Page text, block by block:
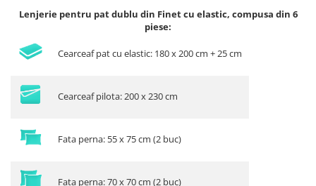
Lenjerie pentru pat dublu din Finet cu elastic, compusa din 6
piese:
Cearceaf pat cu elastic: 180 x 200 cm + 25 cm
Cearceaf pilota: 200 x 230 cm
Fata perna: 55 x 75 cm (2 buc)
Fata perna: 70 x 70 cm (2 buc)